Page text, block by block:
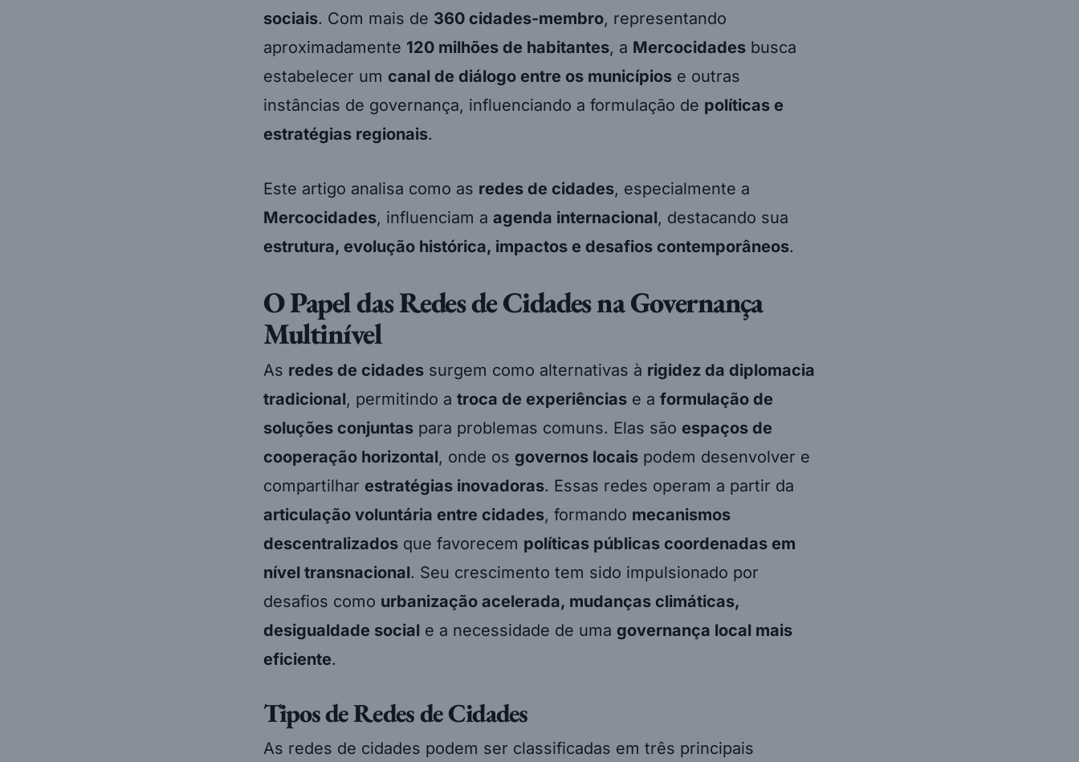
sociais. Com mais de 360 cidades-membro, representando
aproximadamente 120 milhões de habitantes, a Mercocidades busca
estabelecer um canal de diálogo entre os municípios e outras
instâncias de governança, influenciando a formulação de políticas e
estratégias regionais.
Este artigo analisa como as redes de cidades, especialmente a
Mercocidades, influenciam a agenda internacional, destacando sua
estrutura, evolução histórica, impactos e desafios contemporâneos.
O Papel das Redes de Cidades na Governança
Multinível
As redes de cidades surgem como alternativas à rigidez da diplomacia
tradicional, permitindo a troca de experiências e a formulação de
soluções conjuntas para problemas comuns. Elas são espaços de
cooperação horizontal, onde os governos locais podem desenvolver e
compartilhar estratégias inovadoras. Essas redes operam a partir da
articulação voluntária entre cidades, formando mecanismos
descentralizados que favorecem políticas públicas coordenadas em
nível transnacional. Seu crescimento tem sido impulsionado por
desafios como urbanização acelerada, mudanças climáticas,
desigualdade social e a necessidade de uma governança local mais
eficiente.
Tipos de Redes de Cidades
As redes de cidades podem ser classificadas em três principais